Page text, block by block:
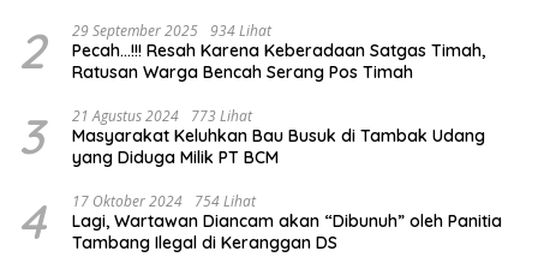
2 29 September 2025 934 Lihat
Pecah…!!! Resah Karena Keberadaan Satgas Timah,
Ratusan Warga Bencah Serang Pos Timah
3 21 Agustus 2024 773 Lihat
Masyarakat Keluhkan Bau Busuk di Tambak Udang
yang Diduga Milik PT BCM
4 17 Oktober 2024 754 Lihat
Lagi, Wartawan Diancam akan “Dibunuh” oleh Panitia
Tambang Ilegal di Keranggan DS